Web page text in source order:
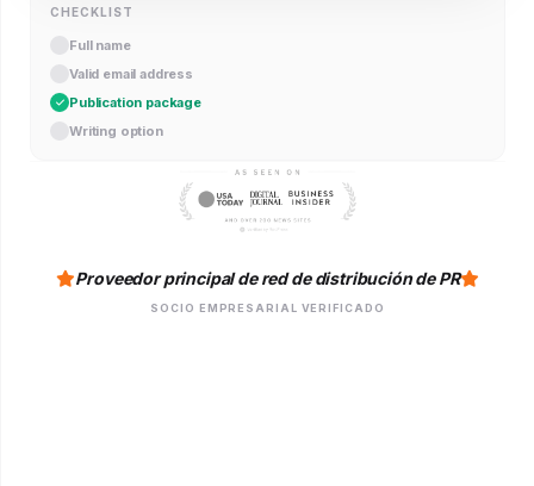
CHECKLIST
Full name
Valid email address
Publication package
Writing option
Proveedor principal de red de distribución de PR
SOCIO EMPRESARIAL VERIFICADO